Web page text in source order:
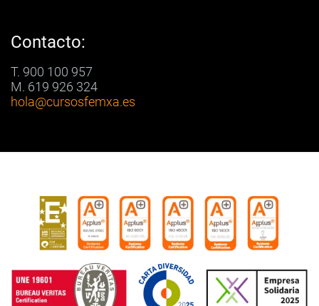
Contacto:
T. 900 100 957
M. 619 926 324
hola@cursosfemxa.es